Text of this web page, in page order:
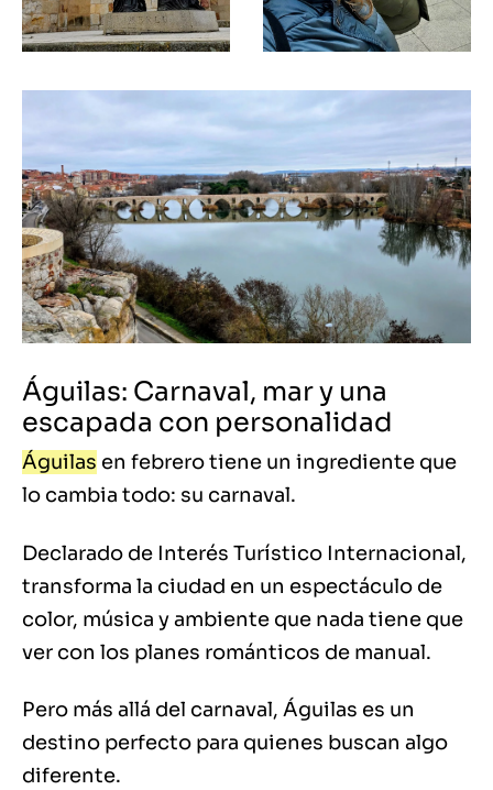
Águilas: Carnaval, mar y una
escapada con personalidad
Águilas en febrero tiene un ingrediente que
lo cambia todo: su carnaval.
Declarado de Interés Turístico Internacional,
transforma la ciudad en un espectáculo de
color, música y ambiente que nada tiene que
ver con los planes románticos de manual.
Pero más allá del carnaval, Águilas es un
destino perfecto para quienes buscan algo
diferente.